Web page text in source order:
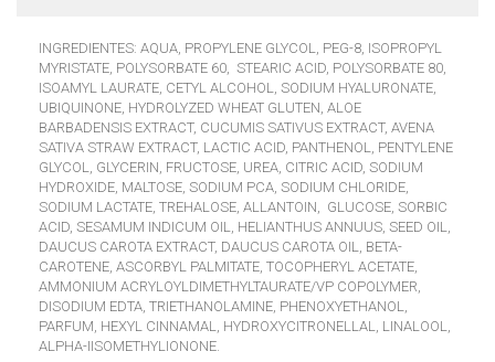
INGREDIENTES: AQUA, PROPYLENE GLYCOL, PEG-8, ISOPROPYL
MYRISTATE, POLYSORBATE 60, STEARIC ACID, POLYSORBATE 80,
ISOAMYL LAURATE, CETYL ALCOHOL, SODIUM HYALURONATE,
UBIQUINONE, HYDROLYZED WHEAT GLUTEN, ALOE
BARBADENSIS EXTRACT, CUCUMIS SATIVUS EXTRACT, AVENA
SATIVA STRAW EXTRACT, LACTIC ACID, PANTHENOL, PENTYLENE
GLYCOL, GLYCERIN, FRUCTOSE, UREA, CITRIC ACID, SODIUM
HYDROXIDE, MALTOSE, SODIUM PCA, SODIUM CHLORIDE,
SODIUM LACTATE, TREHALOSE, ALLANTOIN, GLUCOSE, SORBIC
ACID, SESAMUM INDICUM OIL, HELIANTHUS ANNUUS, SEED OIL,
DAUCUS CAROTA EXTRACT, DAUCUS CAROTA OIL, BETA-
CAROTENE, ASCORBYL PALMITATE, TOCOPHERYL ACETATE,
AMMONIUM ACRYLOYLDIMETHYLTAURATE/VP COPOLYMER,
DISODIUM EDTA, TRIETHANOLAMINE, PHENOXYETHANOL,
PARFUM, HEXYL CINNAMAL, HYDROXYCITRONELLAL, LINALOOL,
ALPHA-IISOMETHYLIONONE.